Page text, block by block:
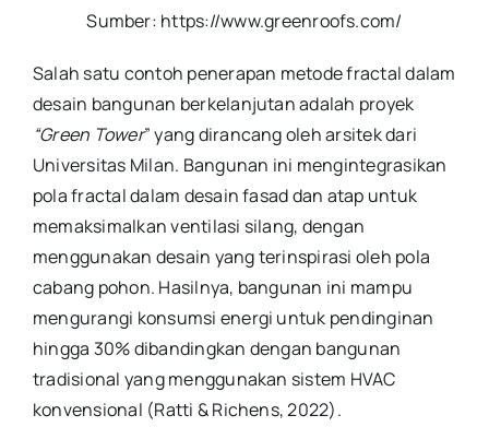
Sumber: https://www.greenroofs.com/
Salah satu contoh penerapan metode fractal dalam
desain bangunan berkelanjutan adalah proyek
“Green Tower” yang dirancang oleh arsitek dari
Universitas Milan. Bangunan ini mengintegrasikan
pola fractal dalam desain fasad dan atap untuk
memaksimalkan ventilasi silang, dengan
menggunakan desain yang terinspirasi oleh pola
cabang pohon. Hasilnya, bangunan ini mampu
mengurangi konsumsi energi untuk pendinginan
hingga 30% dibandingkan dengan bangunan
tradisional yang menggunakan sistem HVAC
konvensional (Ratti & Richens, 2022).